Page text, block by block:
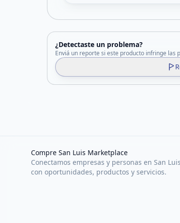
¿Detectaste un problema?
Enviá un reporte si este producto infringe las
Compre San Luis Marketplace
Conectamos empresas y personas en San Luis
con oportunidades, productos y servicios.